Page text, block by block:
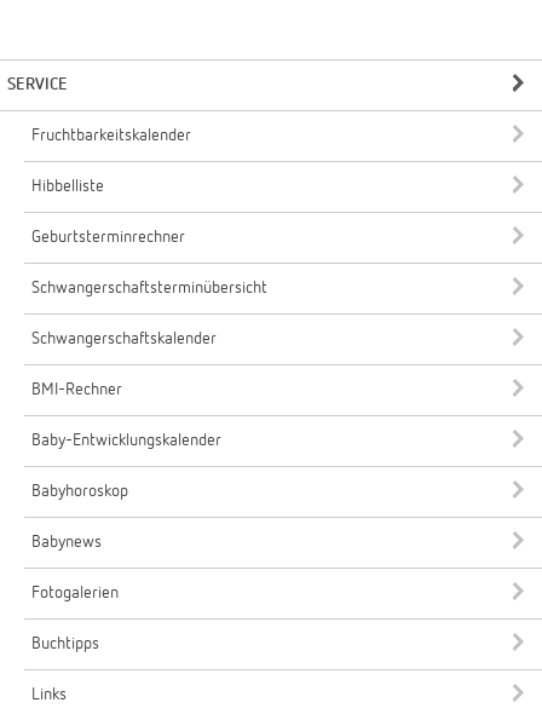
SERVICE
Fruchtbarkeitskalender
Hibbelliste
Geburtsterminrechner
Schwangerschaftsterminübersicht
Schwangerschaftskalender
BMI-Rechner
Baby-Entwicklungskalender
Babyhoroskop
Babynews
Fotogalerien
Buchtipps
Links